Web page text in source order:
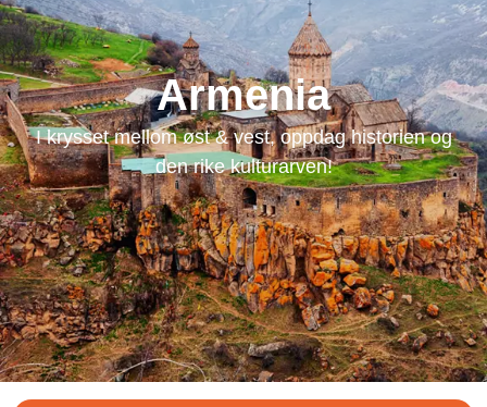
Armenia
I krysset mellom øst & vest, oppdag historien og
den rike kulturarven!